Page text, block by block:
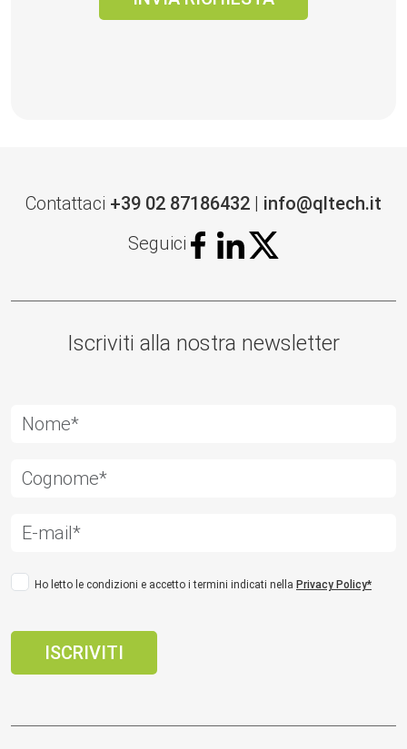
Contattaci +39 02 87186432 | info@qltech.it
Seguici
Iscriviti alla nostra newsletter
Ho letto le condizioni e accetto i termini indicati nella Privacy Policy*